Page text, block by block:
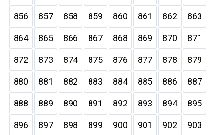
856 857 858 859 860 861 862 863
864 865 866 867 868 869 870 871
872 873 874 875 876 877 878 879
880 881 882 883 884 885 886 887
888 889 890 891 892 893 894 895
896 897 898 899 900 901 902 903